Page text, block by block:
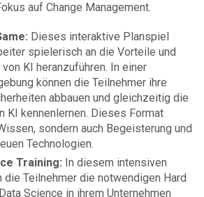
auf Change Management.
Dieses interaktive Planspiel
spielerisch an die Vorteile und
KI heranzuführen. In einer
können die Teilnehmer ihre
abbauen und gleichzeitig die
KI kennenlernen. Dieses Format
sondern auch Begeisterung und
Technologien.
Training: In diesem intensiven
die Teilnehmer die notwendigen Hard
Science in ihrem Unternehmen